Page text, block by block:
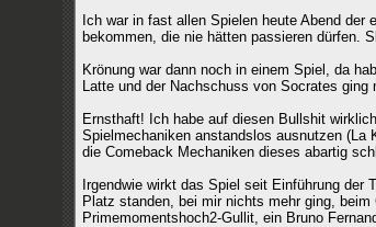
Ich war in fast allen Spielen heute Abend
bekommen, die nie hätten passieren dürfen.
Krönung war dann noch in einem Spiel, da
Latte und der Nachschuss von Socrates
Ernsthaft! Ich habe auf diesen Bullshit
Spielmechaniken anstandslos ausnutzen (La
die Comeback Mechaniken dieses abartig
Irgendwie wirkt das Spiel seit Einführung
Platz standen, bei mir nichts mehr ging,
Primemomentshoch2-Gullit, ein Bruno